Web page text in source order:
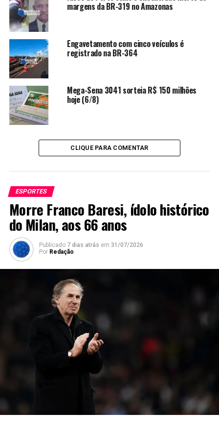
margens da BR-319 no Amazonas
Engavetamento com cinco veículos é
registrado na BR-364
Mega-Sena 3041 sorteia R$ 150 milhões
hoje (6/8)
CLIQUE PARA COMENTAR
ESPORTES
Morre Franco Baresi, ídolo histórico
do Milan, aos 66 anos
Publicado 7 dias atrás em 31/07/2026
Por Redação